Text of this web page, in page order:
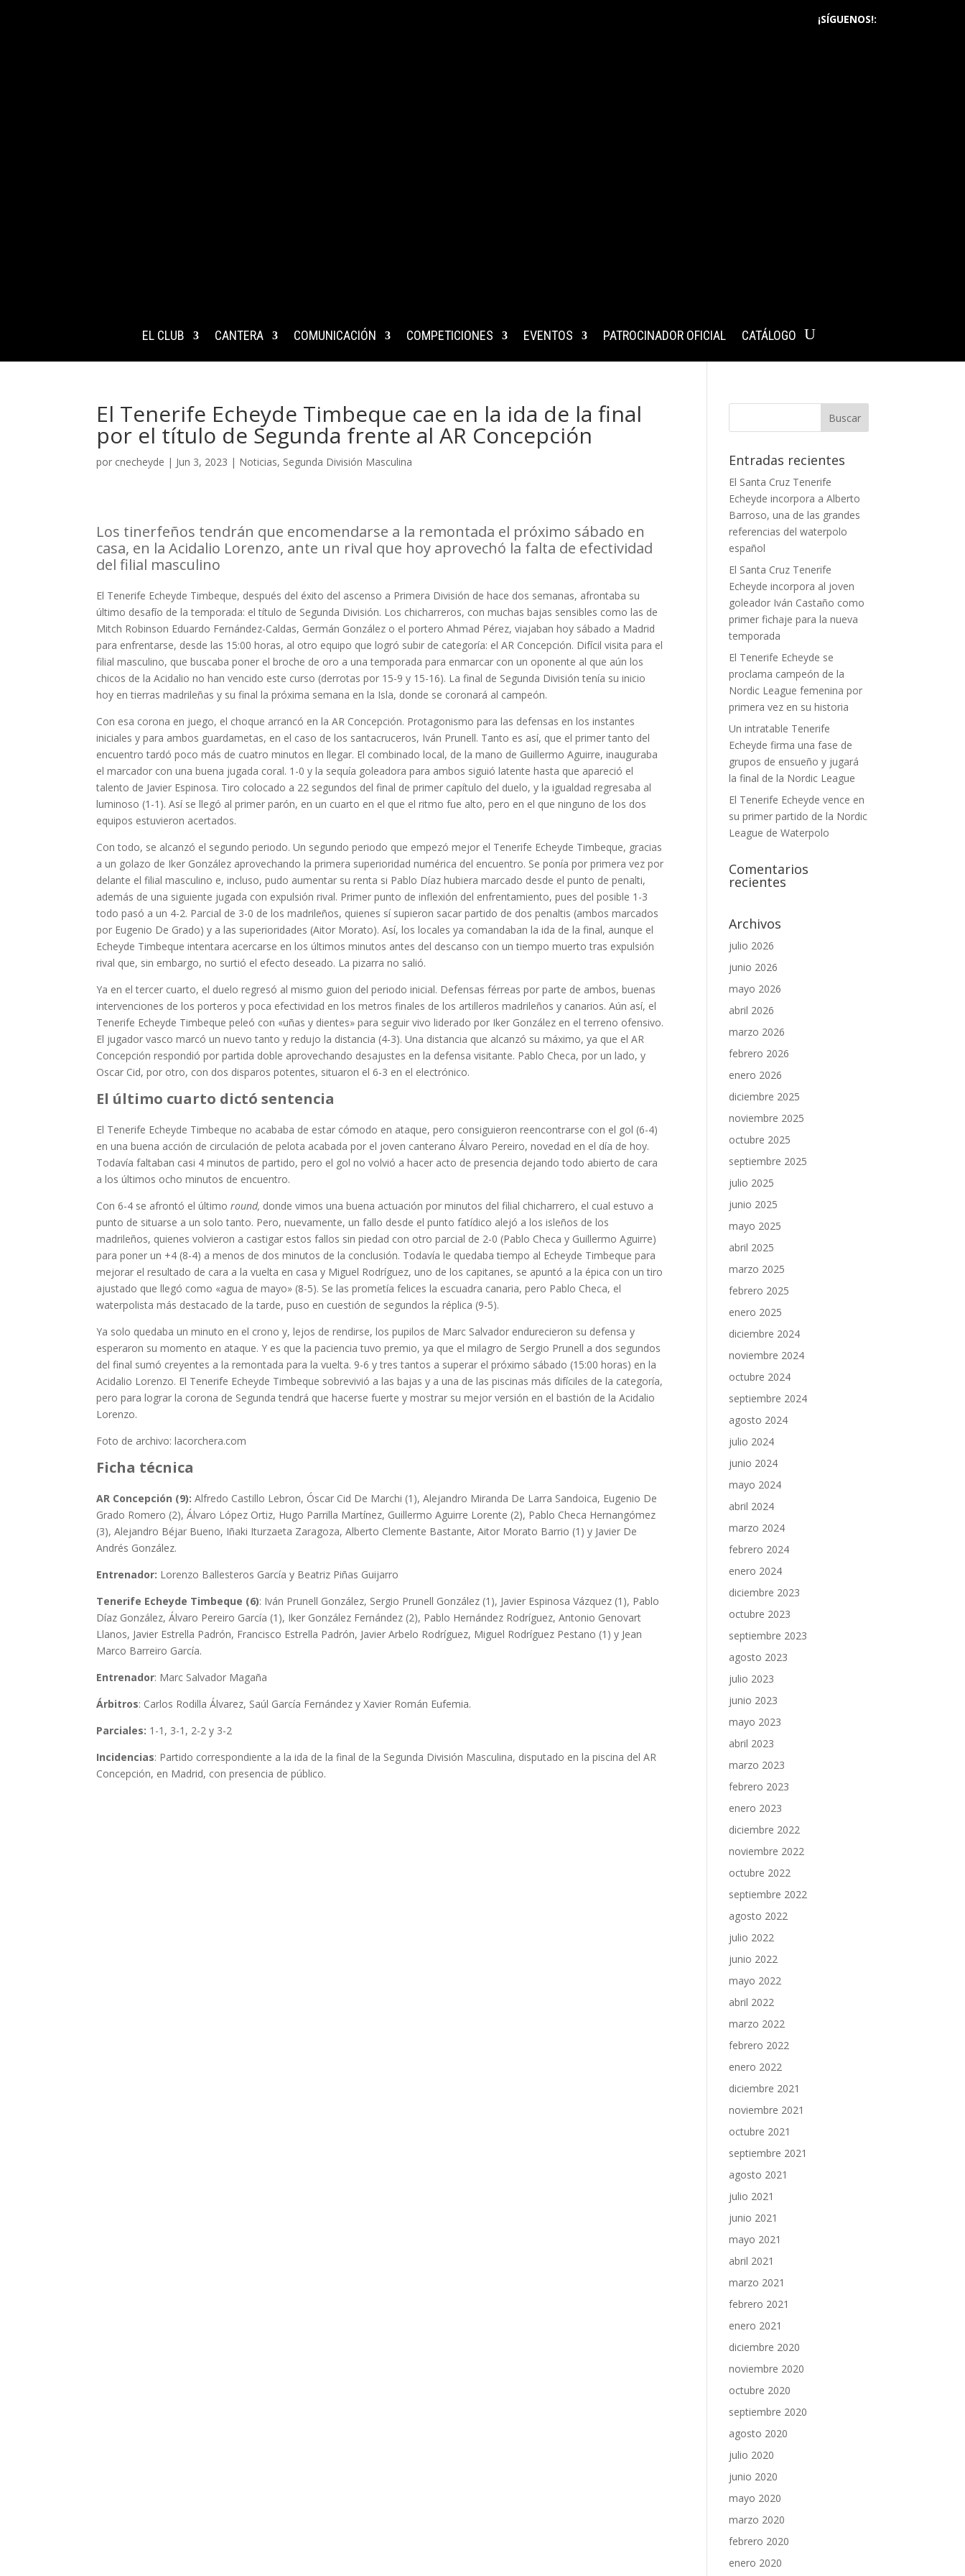
¡SÍGUENOS!:
EL CLUB CANTERA COMUNICACIÓN COMPETICIONES EVENTOS PATROCINADOR OFICIAL CATÁLOGO
El Tenerife Echeyde Timbeque cae en la ida de la final
por el título de Segunda frente al AR Concepción
por cnecheyde | Jun 3, 2023 | Noticias, Segunda División Masculina
Los tinerfeños tendrán que encomendarse a la remontada el próximo sábado en
casa, en la Acidalio Lorenzo, ante un rival que hoy aprovechó la falta de efectividad
del filial masculino
El Tenerife Echeyde Timbeque, después del éxito del ascenso a Primera División de hace dos semanas, afrontaba su
último desafío de la temporada: el título de Segunda División. Los chicharreros, con muchas bajas sensibles como las de
Mitch Robinson Eduardo Fernández-Caldas, Germán González o el portero Ahmad Pérez, viajaban hoy sábado a Madrid
para enfrentarse, desde las 15:00 horas, al otro equipo que logró subir de categoría: el AR Concepción. Difícil visita para el
filial masculino, que buscaba poner el broche de oro a una temporada para enmarcar con un oponente al que aún los
chicos de la Acidalio no han vencido este curso (derrotas por 15-9 y 15-16). La final de Segunda División tenía su inicio
hoy en tierras madrileñas y su final la próxima semana en la Isla, donde se coronará al campeón.
Con esa corona en juego, el choque arrancó en la AR Concepción. Protagonismo para las defensas en los instantes
iniciales y para ambos guardametas, en el caso de los santacruceros, Iván Prunell. Tanto es así, que el primer tanto del
encuentro tardó poco más de cuatro minutos en llegar. El combinado local, de la mano de Guillermo Aguirre, inauguraba
el marcador con una buena jugada coral. 1-0 y la sequía goleadora para ambos siguió latente hasta que apareció el
talento de Javier Espinosa. Tiro colocado a 22 segundos del final de primer capítulo del duelo, y la igualdad regresaba al
luminoso (1-1). Así se llegó al primer parón, en un cuarto en el que el ritmo fue alto, pero en el que ninguno de los dos
equipos estuvieron acertados.
Con todo, se alcanzó el segundo periodo. Un segundo periodo que empezó mejor el Tenerife Echeyde Timbeque, gracias
a un golazo de Iker González aprovechando la primera superioridad numérica del encuentro. Se ponía por primera vez por
delante el filial masculino e, incluso, pudo aumentar su renta si Pablo Díaz hubiera marcado desde el punto de penalti,
además de una siguiente jugada con expulsión rival. Primer punto de inflexión del enfrentamiento, pues del posible 1-3
todo pasó a un 4-2. Parcial de 3-0 de los madrileños, quienes sí supieron sacar partido de dos penaltis (ambos marcados
por Eugenio De Grado) y a las superioridades (Aitor Morato). Así, los locales ya comandaban la ida de la final, aunque el
Echeyde Timbeque intentara acercarse en los últimos minutos antes del descanso con un tiempo muerto tras expulsión
rival que, sin embargo, no surtió el efecto deseado. La pizarra no salió.
Ya en el tercer cuarto, el duelo regresó al mismo guion del periodo inicial. Defensas férreas por parte de ambos, buenas
intervenciones de los porteros y poca efectividad en los metros finales de los artilleros madrileños y canarios. Aún así, el
Tenerife Echeyde Timbeque peleó con «uñas y dientes» para seguir vivo liderado por Iker González en el terreno ofensivo.
El jugador vasco marcó un nuevo tanto y redujo la distancia (4-3). Una distancia que alcanzó su máximo, ya que el AR
Concepción respondió por partida doble aprovechando desajustes en la defensa visitante. Pablo Checa, por un lado, y
Oscar Cid, por otro, con dos disparos potentes, situaron el 6-3 en el electrónico.
El último cuarto dictó sentencia
El Tenerife Echeyde Timbeque no acababa de estar cómodo en ataque, pero consiguieron reencontrarse con el gol (6-4)
en una buena acción de circulación de pelota acabada por el joven canterano Álvaro Pereiro, novedad en el día de hoy.
Todavía faltaban casi 4 minutos de partido, pero el gol no volvió a hacer acto de presencia dejando todo abierto de cara
a los últimos ocho minutos de encuentro.
Con 6-4 se afrontó el últimoround, donde vimos una buena actuación por minutos del filial chicharrero, el cual estuvo a
punto de situarse a un solo tanto. Pero, nuevamente, un fallo desde el punto fatídico alejó a los isleños de los
madrileños, quienes volvieron a castigar estos fallos sin piedad con otro parcial de 2-0 (Pablo Checa y Guillermo Aguirre)
para poner un +4 (8-4) a menos de dos minutos de la conclusión. Todavía le quedaba tiempo al Echeyde Timbeque para
mejorar el resultado de cara a la vuelta en casa y Miguel Rodríguez, uno de los capitanes, se apuntó a la épica con un tiro
ajustado que llegó como «agua de mayo» (8-5). Se las prometía felices la escuadra canaria, pero Pablo Checa, el
waterpolista más destacado de la tarde, puso en cuestión de segundos la réplica (9-5).
Ya solo quedaba un minuto en el crono y, lejos de rendirse, los pupilos de Marc Salvador endurecieron su defensa y
esperaron su momento en ataque. Y es que la paciencia tuvo premio, ya que el milagro de Sergio Prunell a dos segundos
del final sumó creyentes a la remontada para la vuelta. 9-6 y tres tantos a superar el próximo sábado (15:00 horas) en la
Acidalio Lorenzo. El Tenerife Echeyde Timbeque sobrevivió a las bajas y a una de las piscinas más difíciles de la categoría,
pero para lograr la corona de Segunda tendrá que hacerse fuerte y mostrar su mejor versión en el bastión de la Acidalio
Lorenzo.
Foto de archivo: lacorchera.com
Ficha técnica
AR Concepción (9):Alfredo Castillo Lebron, Óscar Cid De Marchi (1), Alejandro Miranda De Larra Sandoica, Eugenio De
Grado Romero (2), Álvaro López Ortiz, Hugo Parrilla Martínez, Guillermo Aguirre Lorente (2), Pablo Checa Hernangómez
(3), Alejandro Béjar Bueno, Iñaki Iturzaeta Zaragoza, Alberto Clemente Bastante, Aitor Morato Barrio (1) y Javier De
Andrés González.
Entrenador: Lorenzo Ballesteros García y Beatriz Piñas Guijarro
Tenerife Echeyde Timbeque (6): Iván Prunell González, Sergio Prunell González (1), Javier Espinosa Vázquez (1), Pablo
Díaz González, Álvaro Pereiro García (1), Iker González Fernández (2), Pablo Hernández Rodríguez, Antonio Genovart
Llanos, Javier Estrella Padrón, Francisco Estrella Padrón, Javier Arbelo Rodríguez, Miguel Rodríguez Pestano (1) y Jean
Marco Barreiro García.
Entrenador: Marc Salvador Magaña
Árbitros: Carlos Rodilla Álvarez, Saúl García Fernández y Xavier Román Eufemia.
Parciales: 1-1, 3-1, 2-2 y 3-2
Incidencias: Partido correspondiente a la ida de la final de la Segunda División Masculina, disputado en la piscina del AR
Concepción, en Madrid, con presencia de público.
Entradas recientes
El Santa Cruz Tenerife
Echeyde incorpora a Alberto
Barroso, una de las grandes
referencias del waterpolo
español
El Santa Cruz Tenerife
Echeyde incorpora al joven
goleador Iván Castaño como
primer fichaje para la nueva
temporada
El Tenerife Echeyde se
proclama campeón de la
Nordic League femenina por
primera vez en su historia
Un intratable Tenerife
Echeyde firma una fase de
grupos de ensueño y jugará
la final de la Nordic League
El Tenerife Echeyde vence en
su primer partido de la Nordic
League de Waterpolo
Comentarios
recientes
Archivos
julio 2026
junio 2026
mayo 2026
abril 2026
marzo 2026
febrero 2026
enero 2026
diciembre 2025
noviembre 2025
octubre 2025
septiembre 2025
julio 2025
junio 2025
mayo 2025
abril 2025
marzo 2025
febrero 2025
enero 2025
diciembre 2024
noviembre 2024
octubre 2024
septiembre 2024
agosto 2024
julio 2024
junio 2024
mayo 2024
abril 2024
marzo 2024
febrero 2024
enero 2024
diciembre 2023
octubre 2023
septiembre 2023
agosto 2023
julio 2023
junio 2023
mayo 2023
abril 2023
marzo 2023
febrero 2023
enero 2023
diciembre 2022
noviembre 2022
octubre 2022
septiembre 2022
agosto 2022
julio 2022
junio 2022
mayo 2022
abril 2022
marzo 2022
febrero 2022
enero 2022
diciembre 2021
noviembre 2021
octubre 2021
septiembre 2021
agosto 2021
julio 2021
junio 2021
mayo 2021
abril 2021
marzo 2021
febrero 2021
enero 2021
diciembre 2020
noviembre 2020
octubre 2020
septiembre 2020
agosto 2020
julio 2020
junio 2020
mayo 2020
marzo 2020
febrero 2020
enero 2020